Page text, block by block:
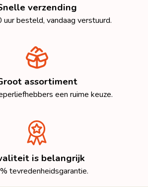
verzending
besteld, vandaag verstuurd.
assortiment
een ruime keuze.
is belangrijk
tevredenheidsgarantie.